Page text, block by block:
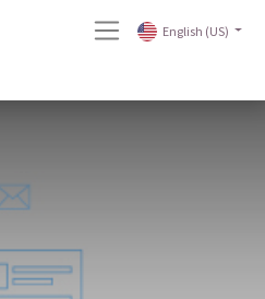
English (US)